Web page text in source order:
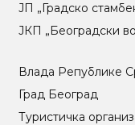
ЈП „Градско
ЈКП „Београдски
Влада Републике
Град Београд
Туристичка